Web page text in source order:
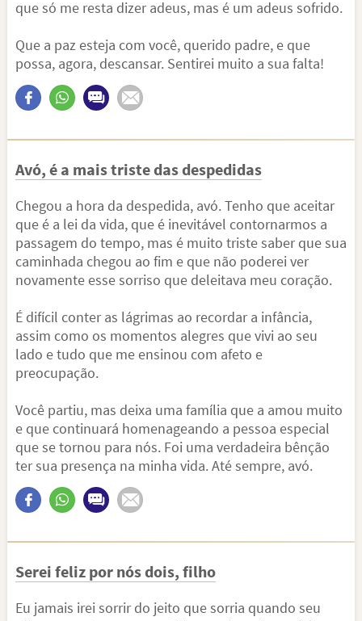
que só me resta dizer adeus, mas é um adeus sofrido.
Que a paz esteja com você, querido padre, e que
possa, agora, descansar. Sentirei muito a sua falta!
Avó, é a mais triste das despedidas
Chegou a hora da despedida, avó. Tenho que aceitar
que é a lei da vida, que é inevitável contornarmos a
passagem do tempo, mas é muito triste saber que sua
caminhada chegou ao fim e que não poderei ver
novamente esse sorriso que deleitava meu coração.
É difícil conter as lágrimas ao recordar a infância,
assim como os momentos alegres que vivi ao seu
lado e tudo que me ensinou com afeto e
preocupação.
Você partiu, mas deixa uma família que a amou muito
e que continuará homenageando a pessoa especial
que se tornou para nós. Foi uma verdadeira bênção
ter sua presença na minha vida. Até sempre, avó.
Serei feliz por nós dois, filho
Eu jamais irei sorrir do jeito que sorria quando seu